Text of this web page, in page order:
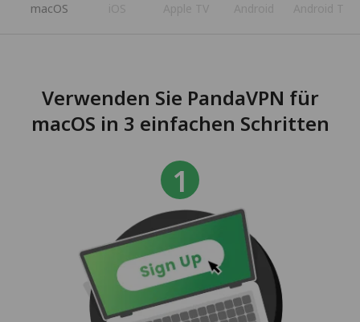
macOS iOS Apple TV Android Android TV
Verwenden Sie PandaVPN für
macOS in 3 einfachen Schritten